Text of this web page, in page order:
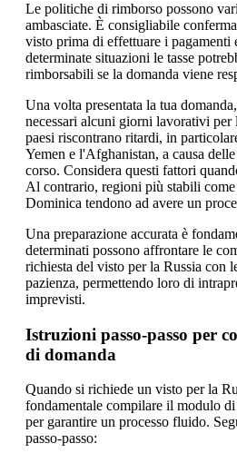
Le politiche di rimborso possono
ambasciate. È consigliabile
visto prima di effettuare i pagamenti
determinate situazioni le tasse
rimborsabili se la domanda viene
Una volta presentata la tua
necessari alcuni giorni lavorativi
paesi riscontrano ritardi, in
Yemen e l'Afghanistan, a causa
corso. Considera questi fattori
Al contrario, regioni più stabili
Dominica tendono ad avere un
Una preparazione accurata è
determinati possono affrontare le
richiesta del visto per la Russia con
pazienza, permettendo loro di
imprevisti.
Istruzioni passo-passo per
di domanda
Quando si richiede un visto per la
fondamentale compilare il modulo
per garantire un processo fluido.
passo-passo: